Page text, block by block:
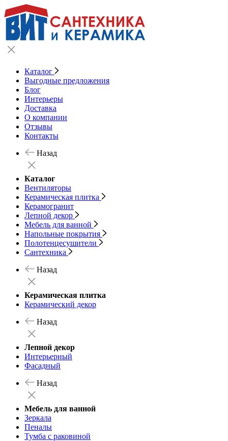
Каталог
Выгодные предложения
Блог
Интерьеры
Доставка
О компании
Отзывы
Контакты
Назад
Каталог
Вентиляторы
Керамическая плитка
Керамогранит
Лепной декор
Мебель для ванной
Напольные покрытия
Полотенцесушители
Сантехника
Назад
Керамическая плитка
Керамический декор
Назад
Лепной декор
Интерьерный
Фасадный
Назад
Мебель для ванной
Зеркала
Пеналы
Тумба с раковиной